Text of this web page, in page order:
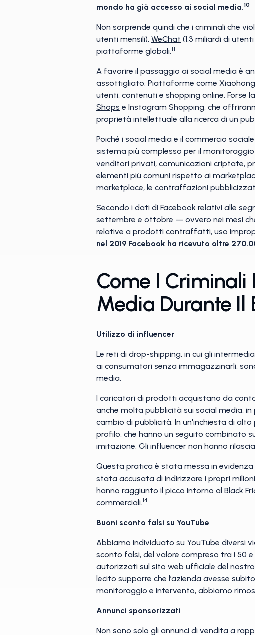
mondo ha già accesso ai social media.10
Non sorprende quindi che i criminali che
utenti mensili), WeChat (1,3 miliardi di
piattaforme globali.11
A favorire il passaggio ai social media è
assottigliato. Piattaforme come
utenti, contenuti e shopping online.
Shops e Instagram Shopping, che
proprietà intellettuale alla ricerca di un
Poiché i social media e il commercio
sistema più complesso per il
venditori privati, comunicazioni criptate,
elementi più comuni rispetto ai
marketplace, le contraffazioni
Secondo i dati di Facebook relativi alle
settembre e ottobre — ovvero nei mesi
relative a prodotti contraffatti, uso
nel 2019 Facebook ha ricevuto oltre
Come I Criminali
Media Durante Il
Utilizzo di influencer
Le reti di drop-shipping, in cui gli
ai consumatori senza immagazzinarli,
media.
I caricatori di prodotti acquistano da
anche molta pubblicità sui social media,
cambio di pubblicità. In un'inchiesta di
profilo, che hanno un seguito combinato
imitazione. Gli influencer non hanno
Questa pratica è stata messa in evidenza
stata accusata di indirizzare i propri
hanno raggiunto il picco intorno al Black
commerciali.14
Buoni sconto falsi su YouTube
Abbiamo individuato su YouTube diversi
sconto falsi, del valore compreso tra i 50
autorizzati sul sito web ufficiale del
lecito supporre che l’azienda avesse
monitoraggio e intervento, abbiamo
Annunci sponsorizzati
Non sono solo gli annunci di vendita a